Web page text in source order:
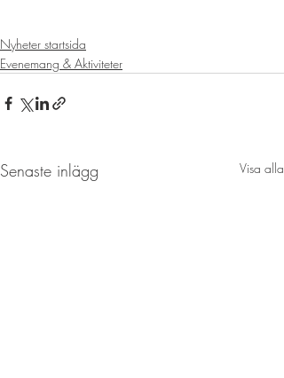
Nyheter startsida
Evenemang & Aktiviteter
Senaste inlägg Visa alla